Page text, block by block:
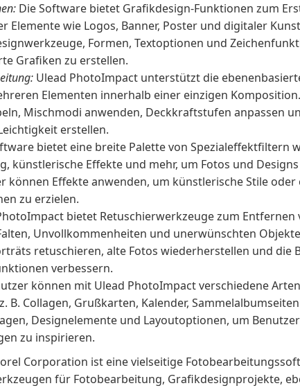
Die Software bietet Grafikdesign-Funktionen zum
Elemente wie Logos, Banner, Poster und digitaler
Formen, Textoptionen und
Grafiken zu erstellen.
Ulead PhotoImpact unterstützt die
Elementen innerhalb einer einzigen
Mischmodi anwenden, Deckkraftstufen anpassen
erstellen.
bietet eine breite Palette von Spezialeffektfiltern
künstlerische Effekte und mehr, um Fotos und
können Effekte anwenden, um künstlerische Stile
zu erzielen.
bietet Retuschierwerkzeuge zum Entfernen
Unvollkommenheiten und unerwünschten
retuschieren, alte Fotos wiederherstellen und die
verbessern.
können mit Ulead PhotoImpact verschiedene
B. Collagen, Grußkarten, Kalender,
Designelemente und Layoutoptionen, um
zu inspirieren.
Corporation ist eine vielseitige
für Fotobearbeitung, Grafikdesignprojekte,